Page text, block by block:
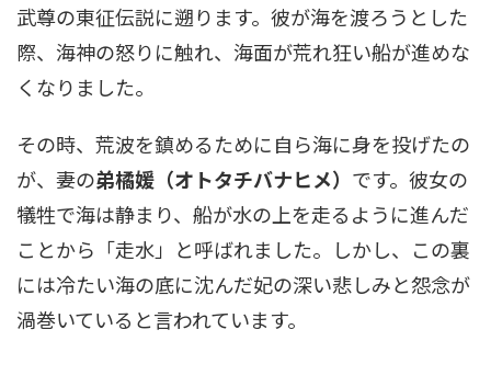
武尊の東征伝説に遡ります。彼が海を渡ろうとした
際、海神の怒りに触れ、海面が荒れ狂い船が進めな
くなりました。
その時、荒波を鎮めるために自ら海に身を投げたの
が、妻の弟橘媛（オトタチバナヒメ） です。彼女の
犠牲で海は静まり、船が水の上を走るように進んだ
ことから「走水」と呼ばれました。しかし、この裏
には冷たい海の底に沈んだ妃の深い悲しみと怨念が
渦巻いていると言われています。